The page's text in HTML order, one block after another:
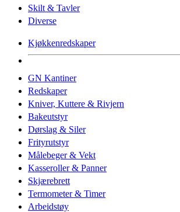
Skilt & Tavler
Diverse
Kjøkkenredskaper
GN Kantiner
Redskaper
Kniver, Kuttere & Rivjern
Bakeutstyr
Dørslag & Siler
Frityrutstyr
Målebeger & Vekt
Kasseroller & Panner
Skjærebrett
Termometer & Timer
Arbeidstøy